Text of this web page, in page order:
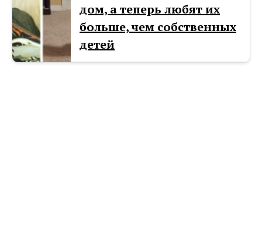
дом, а теперь любят их
больше, чем собственных
детей